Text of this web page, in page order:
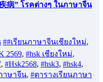
” โรคต่างๆ ในภาษาจีน
##เรียนภาษาจีนเชียงใหม่,
2569, #hsk เชียงใหม่,
, #Hsk2568, #hsk3, #hsk4,
าษาจีน, #ตารางเรียนภาษา